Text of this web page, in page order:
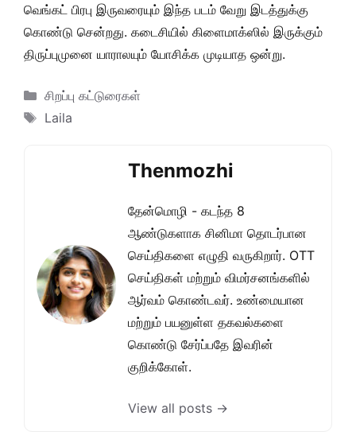
வெங்கட் பிரபு இருவரையும் இந்த படம் வேறு இடத்துக்கு
கொண்டு சென்றது. கடைசியில் கிளைமாக்ஸில் இருக்கும்
திருப்புமுனை யாராலயும் யோசிக்க முடியாத ஒன்று.
Categories
சிறப்பு கட்டுரைகள்
Tags
Laila
Thenmozhi
தேன்மொழி - கடந்த 8
ஆண்டுகளாக சினிமா தொடர்பான
செய்திகளை எழுதி வருகிறார். OTT
செய்திகள் மற்றும் விமர்சனங்களில்
ஆர்வம் கொண்டவர். உண்மையான
மற்றும் பயனுள்ள தகவல்களை
கொண்டு சேர்ப்பதே இவரின்
குறிக்கோள்.
View all posts →